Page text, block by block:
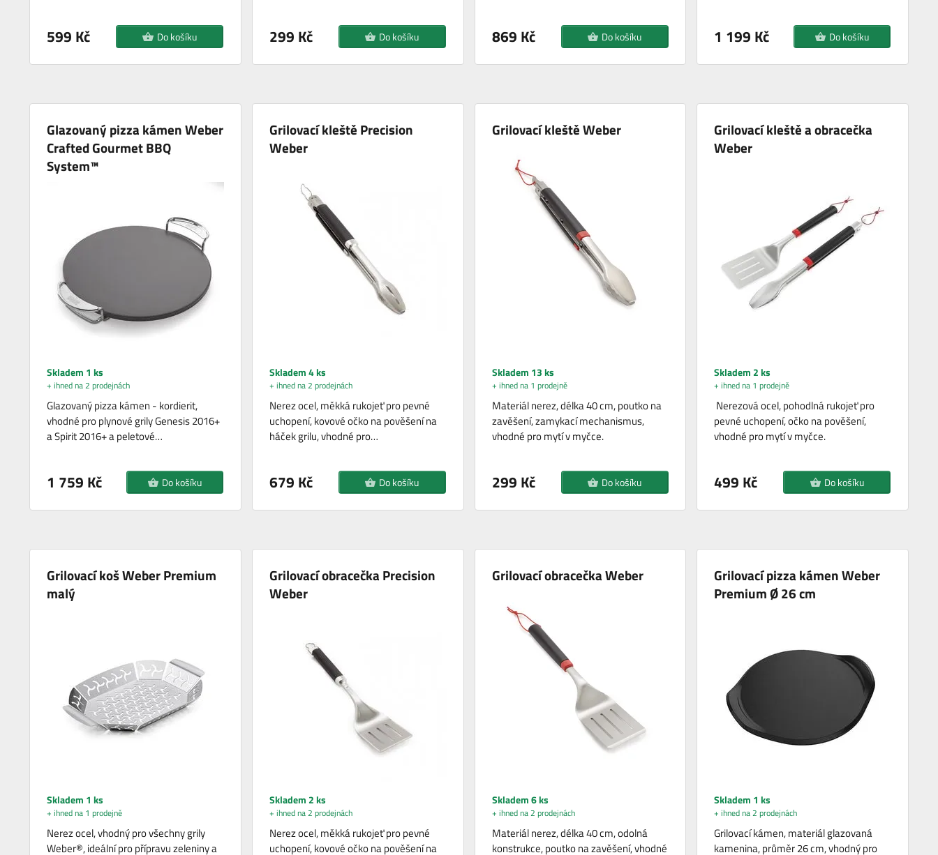
599 Kč Do košíku 299 Kč Do košíku 869 Kč Do košíku 1 199 Kč Do košíku
Glazovaný pizza kámen Weber
Crafted Gourmet BBQ
System™
Skladem 1 ks
+ ihned na 2 prodejnách
Glazovaný pizza kámen - kordierit,
vhodné pro plynové grily Genesis 2016+
a Spirit 2016+ a peletové…
1 759 Kč Do košíku
Grilovací kleště Precision
Weber
Skladem 4 ks
+ ihned na 2 prodejnách
Nerez ocel, měkká rukojeť pro pevné
uchopení, kovové očko na pověšení na
háček grilu, vhodné pro…
679 Kč Do košíku
Grilovací kleště Weber
Skladem 13 ks
+ ihned na 1 prodejně
Materiál nerez, délka 40 cm, poutko na
zavěšení, zamykací mechanismus,
vhodné pro mytí v myčce.
299 Kč Do košíku
Grilovací kleště a obracečka
Weber
Skladem 2 ks
+ ihned na 1 prodejně
Nerezová ocel, pohodlná rukojeť pro
pevné uchopení, očko na pověšení,
vhodné pro mytí v myčce.
499 Kč Do košíku
Grilovací koš Weber Premium
malý
Skladem 1 ks
+ ihned na 1 prodejně
Nerez ocel, vhodný pro všechny grily
Weber®, ideální pro přípravu zeleniny a
Grilovací obracečka Precision
Weber
Skladem 2 ks
+ ihned na 2 prodejnách
Nerez ocel, měkká rukojeť pro pevné
uchopení, kovové očko na pověšení na
Grilovací obracečka Weber
Skladem 6 ks
+ ihned na 2 prodejnách
Materiál nerez, délka 40 cm, odolná
konstrukce, poutko na zavěšení, vhodné
Grilovací pizza kámen Weber
Premium Ø 26 cm
Skladem 1 ks
+ ihned na 2 prodejnách
Grilovací kámen, materiál glazovaná
kamenina, průměr 26 cm, vhodný pro